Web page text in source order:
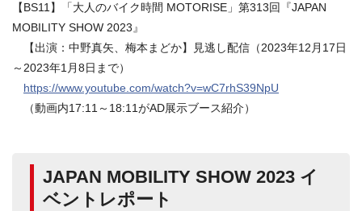
【BS11】「大人のバイク時間 MOTORISE」第313回『JAPAN
MOBILITY SHOW 2023』
【出演：中野真矢、梅本まどか】見逃し配信（2023年12月17日
～2023年1月8日まで）
https://www.youtube.com/watch?v=wC7rhS39NpU
（動画内17:11～18:11がAD展示ブース紹介）
JAPAN MOBILITY SHOW 2023 イ
ベントレポート